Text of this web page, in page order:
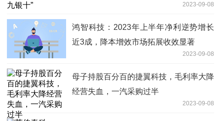
2023-09-08
鸿智科技：2023年上半年净利逆势增长
近3成，降本增效市场拓展收效显著
2023-09-08
母子持股百分百的捷翼科技，毛利率大降
经营失血，一汽采购过半
2023-09-08